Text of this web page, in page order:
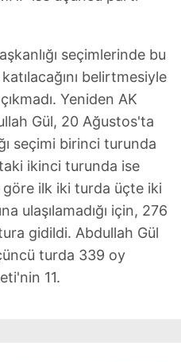
seçimlerinde bu
belirtmesiyle
Yeniden AK
Gül, 20 Ağustos'ta
seçimi birinci turunda
ikinci turunda ise
göre ilk iki turda üçte iki
ulaşılamadığı için, 276
gidildi. Abdullah Gül
turda 339 oy
11.